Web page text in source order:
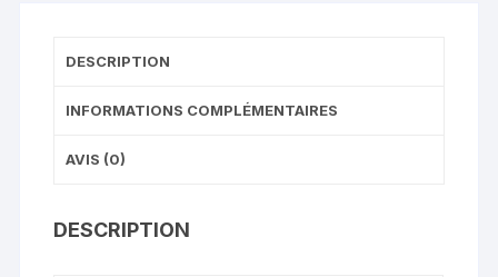
DESCRIPTION
INFORMATIONS COMPLÉMENTAIRES
AVIS (0)
DESCRIPTION